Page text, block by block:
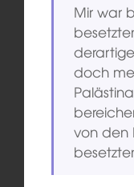
Mir war
doch
von den